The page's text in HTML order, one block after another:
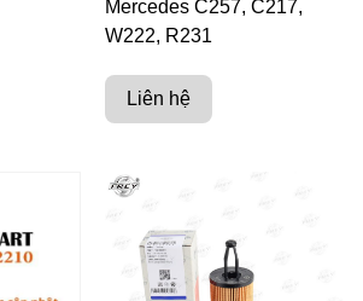
Mercedes C257, C217,
W222, R231
Liên hệ